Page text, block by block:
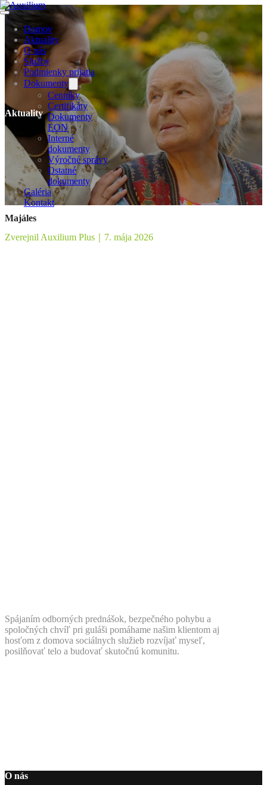
Domov
Aktuality
O nás
Služby
Podmienky prijatia
Dokumenty
Cenníky
Certifikáty
Dokumenty
EON
Interné
dokumenty
Výročné správy
Ostatné
dokumenty
Galéria
Kontakt
Aktuality
Majáles
Zverejnil Auxilium Plus
7. mája 2026
Spájaním odborných prednášok, bezpečného pohybu a
spoločných chvíľ pri guláši pomáhame našim klientom aj
hosťom z domova sociálnych služieb rozvíjať myseľ,
posilňovať telo a budovať skutočnú komunitu.
O nás